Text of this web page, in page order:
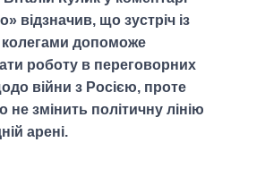
відзначив, що зустріч із
допоможе
роботу в переговорних
війни з Росією, проте
не змінить політичну лінію
арені.